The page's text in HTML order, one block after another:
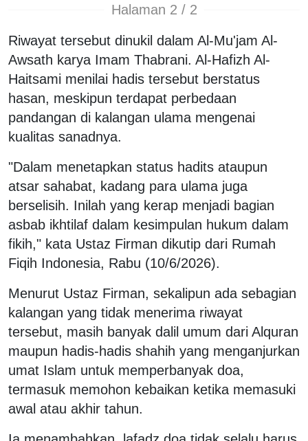
Halaman 2 / 2
Riwayat tersebut dinukil dalam Al-Mu'jam Al-
Awsath karya Imam Thabrani. Al-Hafizh Al-
Haitsami menilai hadis tersebut berstatus
hasan, meskipun terdapat perbedaan
pandangan di kalangan ulama mengenai
kualitas sanadnya.
"Dalam menetapkan status hadits ataupun
atsar sahabat, kadang para ulama juga
berselisih. Inilah yang kerap menjadi bagian
asbab ikhtilaf dalam kesimpulan hukum dalam
fikih," kata Ustaz Firman dikutip dari Rumah
Fiqih Indonesia, Rabu (10/6/2026).
Menurut Ustaz Firman, sekalipun ada sebagian
kalangan yang tidak menerima riwayat
tersebut, masih banyak dalil umum dari Alquran
maupun hadis-hadis shahih yang menganjurkan
umat Islam untuk memperbanyak doa,
termasuk memohon kebaikan ketika memasuki
awal atau akhir tahun.